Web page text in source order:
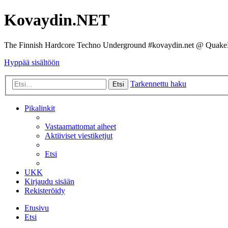
Kovaydin.NET
The Finnish Hardcore Techno Underground #kovaydin.net @
Hyppää sisältöön
Etsi Tarkennettu haku
Pikalinkit
Vastaamattomat aiheet
Aktiiviset viestiketjut
Etsi
UKK
Kirjaudu sisään
Rekisteröidy
Etusivu
Etsi